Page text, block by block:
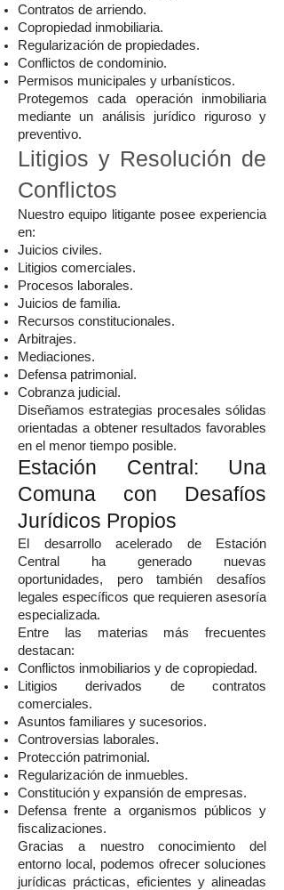
Contratos de arriendo.
Copropiedad inmobiliaria.
Regularización de propiedades.
Conflictos de condominio.
Permisos municipales y urbanísticos.
Protegemos cada operación inmobiliaria
mediante un análisis jurídico riguroso y
preventivo.
Litigios y Resolución de
Conflictos
Nuestro equipo litigante posee experiencia
en:
Juicios civiles.
Litigios comerciales.
Procesos laborales.
Juicios de familia.
Recursos constitucionales.
Arbitrajes.
Mediaciones.
Defensa patrimonial.
Cobranza judicial.
Diseñamos estrategias procesales sólidas
orientadas a obtener resultados favorables
en el menor tiempo posible.
Estación Central: Una
Comuna con Desafíos
Jurídicos Propios
El desarrollo acelerado de Estación
Central ha generado nuevas
oportunidades, pero también desafíos
legales específicos que requieren asesoría
especializada.
Entre las materias más frecuentes
destacan:
Conflictos inmobiliarios y de copropiedad.
Litigios derivados de contratos
comerciales.
Asuntos familiares y sucesorios.
Controversias laborales.
Protección patrimonial.
Regularización de inmuebles.
Constitución y expansión de empresas.
Defensa frente a organismos públicos y
fiscalizaciones.
Gracias a nuestro conocimiento del
entorno local, podemos ofrecer soluciones
jurídicas prácticas, eficientes y alineadas